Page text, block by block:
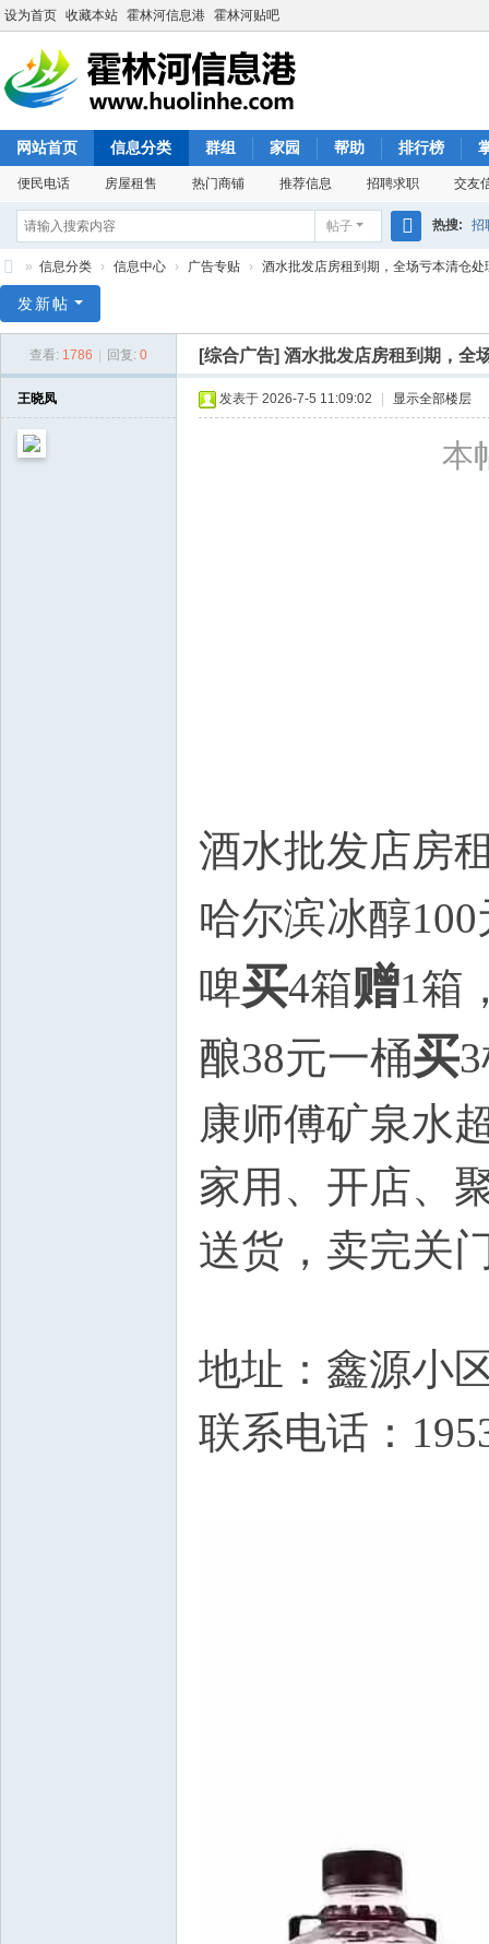
设为首页 收藏本站 霍林河信息港 霍林河贴吧
网站首页 信息分类 群组 家园 帮助 排行榜
便民电话 房屋租售 热门商铺 推荐信息 招聘求职 交友
帖子
搜
热搜: 招
林
» 信息分类 › 信息中心 › 广告专贴 › 酒水批发店房租到期，全场亏本清仓处
发新帖
查看: 1786 回复: 0 [综合广告] 酒水批发店房租到期，全
王晓凤 发表于 2026-7-5 11:09:02 显示全部楼层
本
酒水批发店房
哈尔滨冰醇100
啤买4箱赠1箱
酿38元一桶买
康师傅矿泉水
家用、开店、
送货，卖完关
地址：鑫源小
联系电话：